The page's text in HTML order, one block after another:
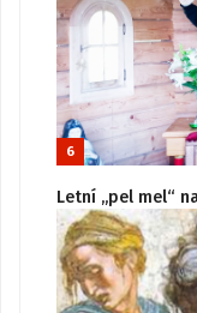
6
Letní „pel mel“